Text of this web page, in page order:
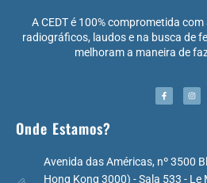
A CEDT é 100% comprometida
radiográficos, laudos e na busca de
melhoram a maneira de
Onde Estamos?
Avenida das Américas, nº 3500
Hong Kong 3000) - Sala 533 - Le